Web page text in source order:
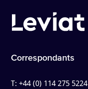
Correspondants
T:+44 (0) 114 275 5224